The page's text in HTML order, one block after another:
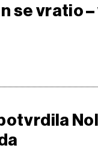
se vratio